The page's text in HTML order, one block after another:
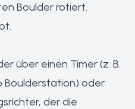
Boulder rotiert.
über einen Timer (z. B.
Boulderstation) oder
der die